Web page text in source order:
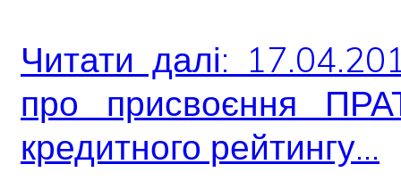
Читати далі:
про присвоєння
кредитного рейтингу...